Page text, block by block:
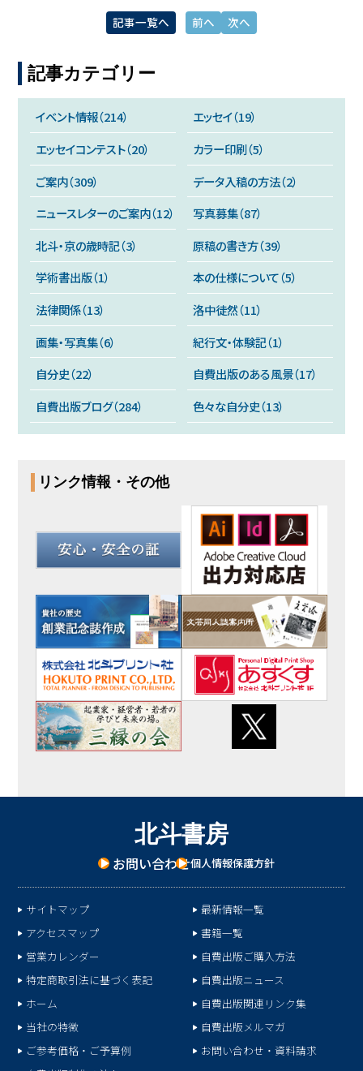
記事一覧へ 前へ 次へ
記事カテゴリー
イベント情報（214）
エッセイ（19）
エッセイコンテスト（20）
カラー印刷（5）
ご案内（309）
データ入稿の方法（2）
ニュースレターのご案内（12）
写真募集（87）
北斗・京の歳時記（3）
原稿の書き方（39）
学術書出版（1）
本の仕様について（5）
法律関係（13）
洛中徒然（11）
画集・写真集（6）
紀行文・体験記（1）
自分史（22）
自費出版のある風景（17）
自費出版ブログ（284）
色々な自分史（13）
リンク情報・その他
北斗書房
お問い合わせ個人情報保護方針
サイトマップ
アクセスマップ
営業カレンダー
特定商取引法に基づく表記
ホーム
当社の特徴
ご参考価格・ご予算例
最新情報一覧
書籍一覧
自費出版ご購入方法
自費出版ニュース
自費出版関連リンク集
自費出版メルマガ
お問い合わせ・資料請求